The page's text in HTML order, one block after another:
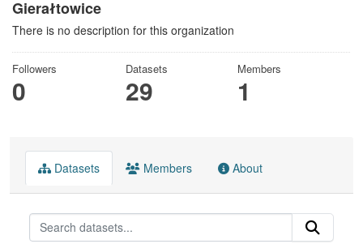
Gierałtowice
There is no description for this organization
Followers
0
Datasets
29
Members
1
Datasets Members About